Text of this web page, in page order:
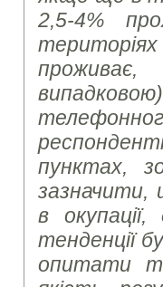
2,5-4%
пунктах,
зазначити,
в
тенденції
опитати